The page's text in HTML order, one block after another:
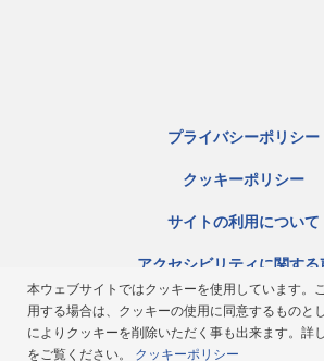
プライバシーポリシー
クッキーポリシー
サイトの利用について
アクセシビリティに関する
サイトマップ
ミシュラン倫理規定
本ウェブサイトではクッキーを使用しています。
用する場合は、クッキーの使用に同意するものと
によりクッキーを削除いただく事も出来ます。詳
をご覧ください。 クッキーポリシー